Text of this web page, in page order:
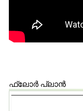
ഫ്ലോർ പ്ലാൻ